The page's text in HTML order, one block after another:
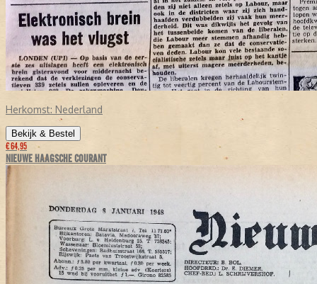
Herkomst: Nederland
Bekijk & Bestel
€ 64,95
NIEUWE HAAGSCHE COURANT